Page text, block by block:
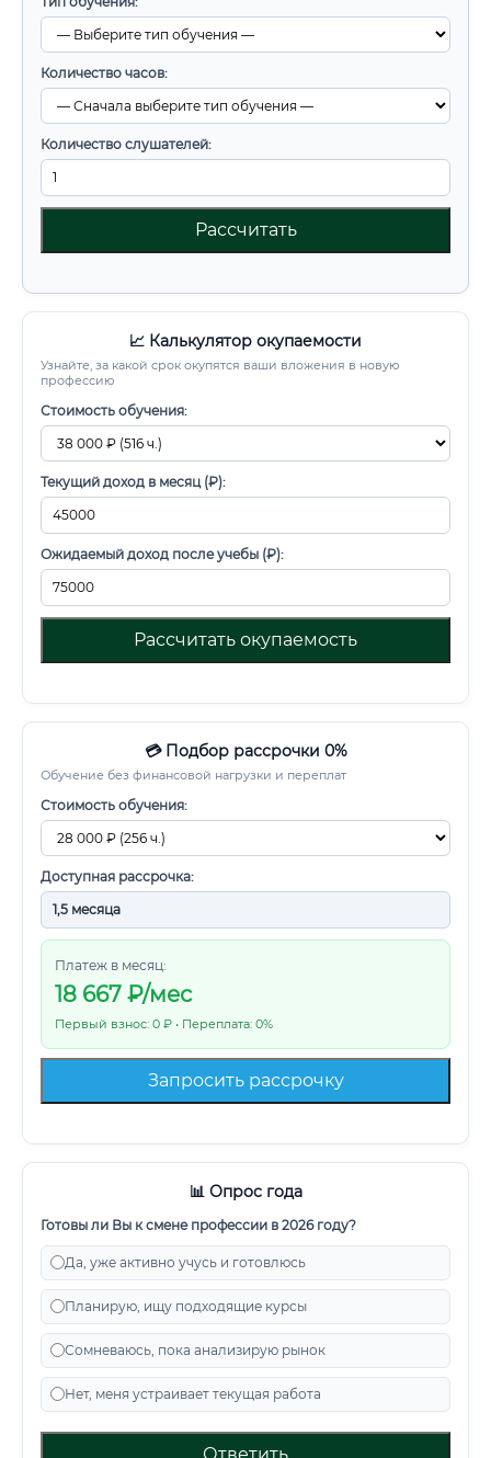
Количество часов:
Количество слушателей:
Рассчитать
📈 Калькулятор окупаемости
Узнайте, за какой срок окупятся ваши вложения в новую
профессию
Стоимость обучения:
Текущий доход в месяц (₽):
Ожидаемый доход после учебы (₽):
Рассчитать окупаемость
💳 Подбор рассрочки 0%
Обучение без финансовой нагрузки и переплат
Стоимость обучения:
Доступная рассрочка:
Платеж в месяц:
18 667 ₽/мес
Первый взнос: 0 ₽ • Переплата: 0%
Запросить рассрочку
📊 Опрос года
Готовы ли Вы к смене профессии в 2026 году?
Да, уже активно учусь и готовлюсь
Планирую, ищу подходящие курсы
Сомневаюсь, пока анализирую рынок
Нет, меня устраивает текущая работа